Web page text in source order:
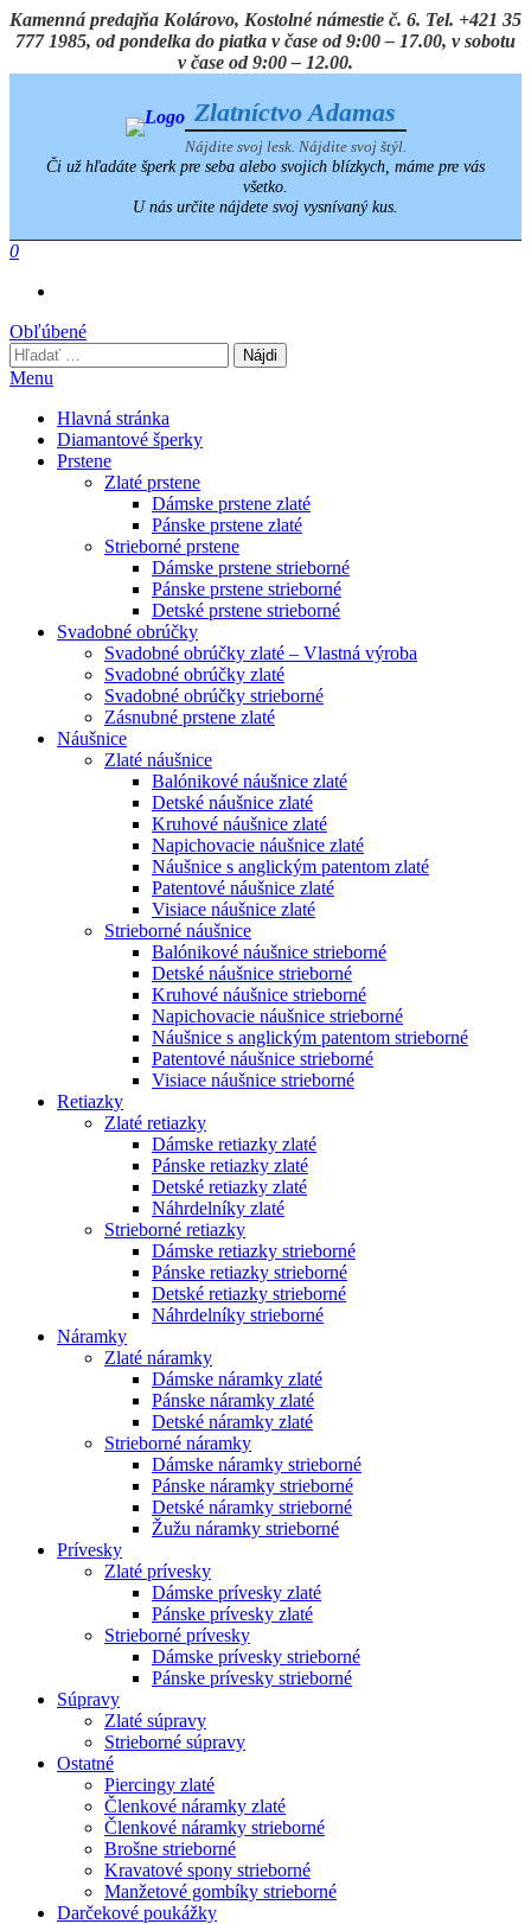
Preskočiť
na
Kamenná predajňa Kolárovo, Kostolné námestie č. 6. Tel. +421 35
777 1985, od pondelka do piatka v čase od 9:00 – 17.00, v sobotu
v čase od 9:00 – 12.00.
Zlatníctvo Adamas
Nájdite svoj lesk. Nájdite svoj štýl.
Či už hľadáte šperk pre seba alebo svojich blízkych, máme pre vás
všetko.
U nás určite nájdete svoj vysnívaný kus.
0
Obľúbené
Hľadať:
Menu
Hlavná stránka
Diamantové šperky
Prstene
Zlaté prstene
Dámske prstene zlaté
Pánske prstene zlaté
Strieborné prstene
Dámske prstene strieborné
Pánske prstene strieborné
Detské prstene strieborné
Svadobné obrúčky
Svadobné obrúčky zlaté – Vlastná výroba
Svadobné obrúčky zlaté
Svadobné obrúčky strieborné
Zásnubné prstene zlaté
Náušnice
Zlaté náušnice
Balónikové náušnice zlaté
Detské náušnice zlaté
Kruhové náušnice zlaté
Napichovacie náušnice zlaté
Náušnice s anglickým patentom zlaté
Patentové náušnice zlaté
Visiace náušnice zlaté
Strieborné náušnice
Balónikové náušnice strieborné
Detské náušnice strieborné
Kruhové náušnice strieborné
Napichovacie náušnice strieborné
Náušnice s anglickým patentom strieborné
Patentové náušnice strieborné
Visiace náušnice strieborné
Retiazky
Zlaté retiazky
Dámske retiazky zlaté
Pánske retiazky zlaté
Detské retiazky zlaté
Náhrdelníky zlaté
Strieborné retiazky
Dámske retiazky strieborné
Pánske retiazky strieborné
Detské retiazky strieborné
Náhrdelníky strieborné
Náramky
Zlaté náramky
Dámske náramky zlaté
Pánske náramky zlaté
Detské náramky zlaté
Strieborné náramky
Dámske náramky strieborné
Pánske náramky strieborné
Detské náramky strieborné
Žužu náramky strieborné
Prívesky
Zlaté prívesky
Dámske prívesky zlaté
Pánske prívesky zlaté
Strieborné prívesky
Dámske prívesky strieborné
Pánske prívesky strieborné
Súpravy
Zlaté súpravy
Strieborné súpravy
Ostatné
Piercingy zlaté
Členkové náramky zlaté
Členkové náramky strieborné
Brošne strieborné
Kravatové spony strieborné
Manžetové gombíky strieborné
Darčekové poukážky